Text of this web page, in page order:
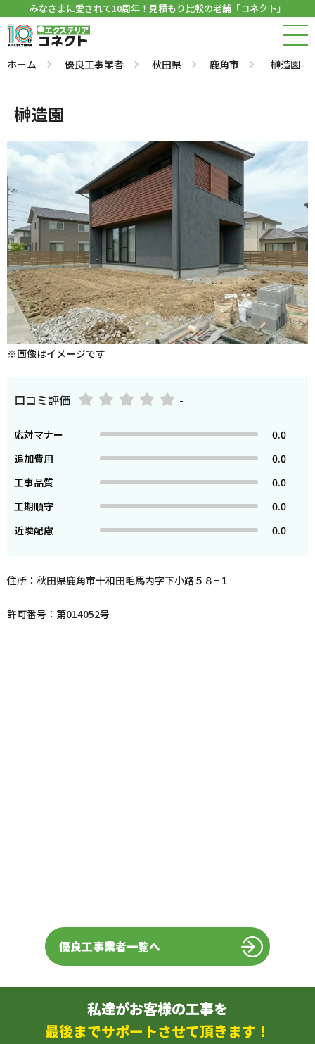
みなさまに愛されて10周年！見積もり比較の老舗「コネクト」
ホーム 優良工事業者 秋田県 鹿角市 榊造園
榊造園
※画像はイメージです
口コミ評価 -
応対マナー
0.0
追加費用
0.0
工事品質
0.0
工期順守
0.0
近隣配慮
0.0
住所：秋田県鹿角市十和田毛馬内字下小路５８−１
許可番号：第014052号
優良工事業者一覧へ
私達がお客様の工事を
最後までサポートさせて頂きます！